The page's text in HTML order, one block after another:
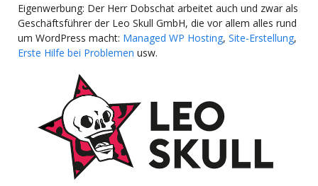
Eigenwerbung: Der Herr Dobschat arbeitet auch und zwar als
Geschäftsführer der Leo Skull GmbH, die vor allem alles rund
um WordPress macht: Managed WP Hosting, Site-Erstellung,
Erste Hilfe bei Problemen usw.